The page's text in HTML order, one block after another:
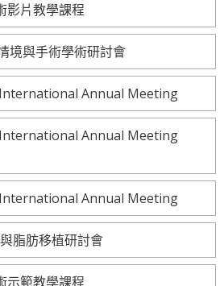
影片教學課程
境與手術學術研討會
Annual Meeting
Annual Meeting
Annual Meeting
脂肪移植研討會
示範教學課程